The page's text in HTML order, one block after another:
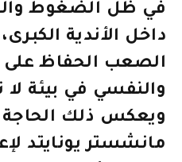
في ظل الضغوط
داخل الأندية
الصعب الحفاظ على
والنفسي في بيئة لا
ويعكس ذلك الحاجة
مانشستر يونايتد